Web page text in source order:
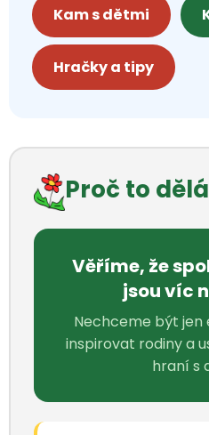
Kam s dětmi
Hračky a tipy
Proč to
Věříme, že
jsou víc
Nechceme být jen
inspirovat rodiny a
hraní s